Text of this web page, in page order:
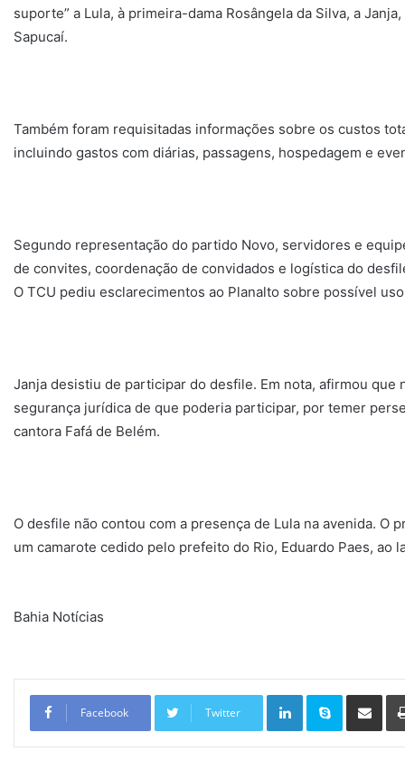
suporte” a Lula, à primeira-dama Rosângela da Silva, a
Sapucaí.
Também foram requisitadas informações sobre os custos
incluindo gastos com diárias, passagens, hospedagem e
Segundo representação do partido Novo, servidores e
de convites, coordenação de convidados e logística do
O TCU pediu esclarecimentos ao Planalto sobre possível
Janja desistiu de participar do desfile. Em nota, afirmou que
segurança jurídica de que poderia participar, por temer
cantora Fafá de Belém.
O desfile não contou com a presença de Lula na avenida. O
um camarote cedido pelo prefeito do Rio, Eduardo Paes, ao
Bahia Notícias
Facebook Twitter
Linkedin Skype